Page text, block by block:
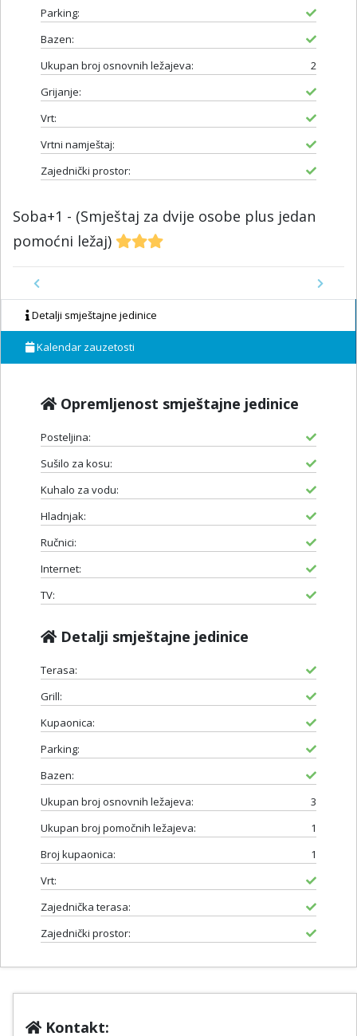
Parking:
Bazen:
Ukupan broj osnovnih ležajeva:
2
Grijanje:
Vrt:
Vrtni namještaj:
Zajednički prostor:
Soba+1 - (Smještaj za dvije osobe plus jedan
pomoćni ležaj)
Previous
Next
Detalji smještajne jedinice
Kalendar zauzetosti
Opremljenost smještajne jedinice
Posteljina:
Sušilo za kosu:
Kuhalo za vodu:
Hladnjak:
Ručnici:
Internet:
TV:
Detalji smještajne jedinice
Terasa:
Grill:
Kupaonica:
Parking:
Bazen:
Ukupan broj osnovnih ležajeva:
3
Ukupan broj pomočnih ležajeva:
1
Broj kupaonica:
1
Vrt:
Zajednička terasa:
Zajednički prostor:
Kontakt: